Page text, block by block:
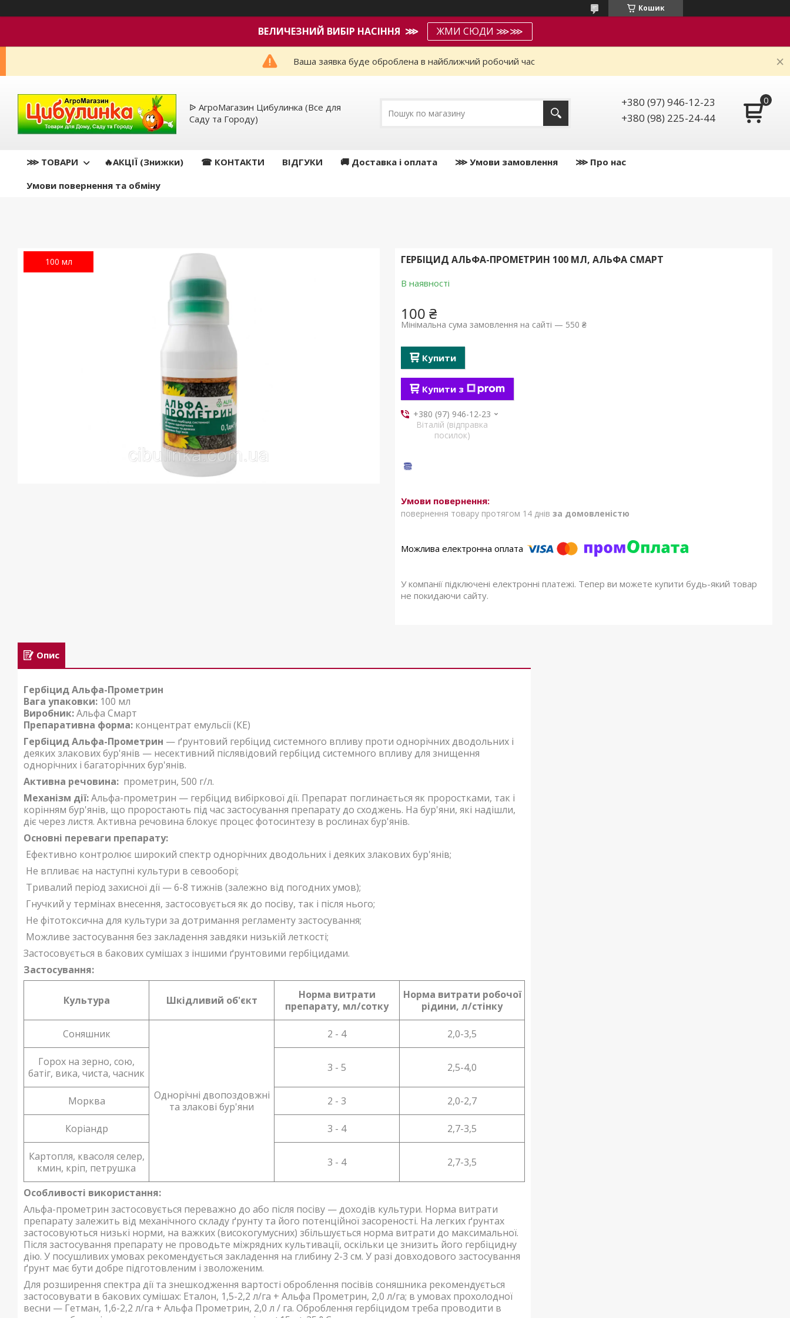
Кошик
ВЕЛИЧЕЗНИЙ ВИБІР НАСІННЯ ⋙ ЖМИ СЮДИ ⋙⋙
Ваша заявка буде оброблена в найближчий робочий час
ᐉ АгроМагазин Цибулинка (Все для
Саду та Городу)
+380 (97) 946-12-23
+380 (98) 225-24-44
⋙ ТОВАРИ 🔥АКЦІЇ (Знижки) ☎ КОНТАКТИ ВІДГУКИ 🚚 Доставка і оплата ⋙ Умови замовлення
⋙ Про нас
Умови повернення та обміну
100 мл ГЕРБІЦИД АЛЬФА-ПРОМЕТРИН 100 МЛ, АЛЬФА СМАРТ
В наявності
100 ₴
Мінімальна сума замовлення на сайті — 550 ₴
Купити
Купити з
+380 (97) 946-12-23
Віталій (відправка
посилок)
повернення товару протягом 14 днів за домовленістю
У компанії підключені електронні платежі. Тепер ви можете купити будь-який товар
не покидаючи сайту.
Опис
Гербіцид Альфа-Прометрин
Вага упаковки: 100 мл
Виробник:Альфа Смарт
Препаративна форма: концентрат емульсії (КЕ)
Гербіцид Альфа-Прометрин — ґрунтовий гербіцид системного впливу проти однорічних дводольних і
деяких злакових бур'янів — несективний післявідовий гербіцид системного впливу для знищення
однорічних і багаторічних бур'янів.
Активна речовина: прометрин, 500 г/л.
Механізм дії:Альфа-прометрин — гербіцид вибіркової дії. Препарат поглинається як проростками, так і
корінням бур'янів, що проростають під час застосування препарату до сходжень. На бур'яни, які надішли,
діє через листя. Активна речовина блокує процес фотосинтезу в рослинах бур'янів.
Основні переваги препарату:
Ефективно контролює широкий спектр однорічних дводольних і деяких злакових бур'янів;
Не впливає на наступні культури в севооборі;
Тривалий період захисної дії — 6-8 тижнів (залежно від погодних умов);
Гнучкий у термінах внесення, застосовується як до посіву, так і після нього;
Не фітотоксична для культури за дотримання регламенту застосування;
Можливе застосування без закладення завдяки низькій леткості;
Застосовується в бакових сумішах з іншими ґрунтовими гербіцидами.
Застосування:
Культура Шкідливий об'єкт
Норма витрати
препарату, мл/сотку
Норма витрати робочої
рідини, л/стінку
Соняшник
Однорічні двопоздовжні
та злакові бур'яни
2 - 4 2,0-3,5
Горох на зерно, сою,
батіг, вика, чиста, часник
3 - 5 2,5-4,0
Морква 2 - 3 2,0-2,7
Коріандр 3 - 4 2,7-3,5
Картопля, квасоля селер,
кмин, кріп, петрушка
3 - 4 2,7-3,5
Особливості використання:
Альфа-прометрин застосовується переважно до або після посіву — доходів культури. Норма витрати
препарату залежить від механічного складу ґрунту та його потенційної засореності. На легких ґрунтах
застосовуються низькі норми, на важких (високогумусних) збільшується норма витрати до максимальної.
Після застосування препарату не проводьте міжрядних культивації, оскільки це знизить його гербіцидну
дію. У посушливих умовах рекомендується закладення на глибину 2-3 см. У разі довходового застосування
ґрунт має бути добре підготовленим і зволоженим.
Для розширення спектра дії та знешкодження вартості оброблення посівів соняшника рекомендується
застосовувати в бакових сумішах: Еталон, 1,5-2,2 л/га + Альфа Прометрин, 2,0 л/га; в умовах прохолодної
весни — Гетман, 1,6-2,2 л/га + Альфа Прометрин, 2,0 л / га. Оброблення гербіцидом треба проводити в